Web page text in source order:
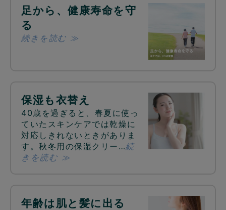
足から、健康寿命を守
る
続きを読む ≫
保湿も衣替え
40歳を過ぎると、春夏に使っ
ていたスキンケアでは乾燥に
対応しきれないときがありま
す。秋冬用の保湿クリー…続
きを読む ≫
年齢は肌と髪に出る